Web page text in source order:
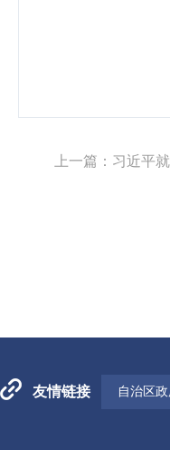
上一篇： 习近平
友情链接 自治区